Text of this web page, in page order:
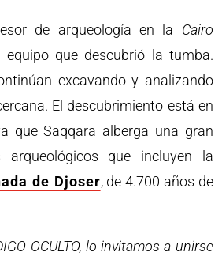
de arqueología en la Cairo
equipo que descubrió la tumba.
excavando y analizando
El descubrimiento está en
que Saqqara alberga una gran
que incluyen la
de Djoser, de 4.700 años de
OCULTO, lo invitamos a unirse